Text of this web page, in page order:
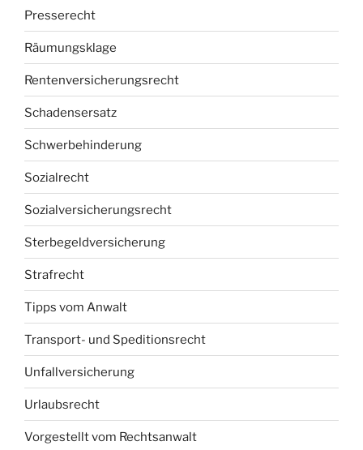
Presserecht
Räumungsklage
Rentenversicherungsrecht
Schadensersatz
Schwerbehinderung
Sozialrecht
Sozialversicherungsrecht
Sterbegeldversicherung
Strafrecht
Tipps vom Anwalt
Transport- und Speditionsrecht
Unfallversicherung
Urlaubsrecht
Vorgestellt vom Rechtsanwalt